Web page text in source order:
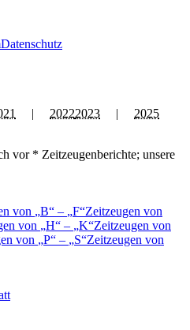
Datenschutz
| 20222023 | 2025
vor * Zeitzeugenberichte; unsere
von B – F Zeitzeugen von
von H – K Zeitzeugen von
von P – S Zeitzeugen von